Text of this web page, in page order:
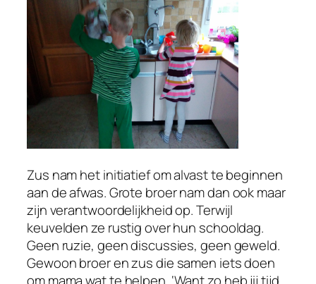
Zus nam het initiatief om alvast te beginnen
aan de afwas. Grote broer nam dan ook maar
zijn verantwoordelijkheid op. Terwijl
keuvelden ze rustig over hun schooldag.
Geen ruzie, geen discussies, geen geweld.
Gewoon broer en zus die samen iets doen